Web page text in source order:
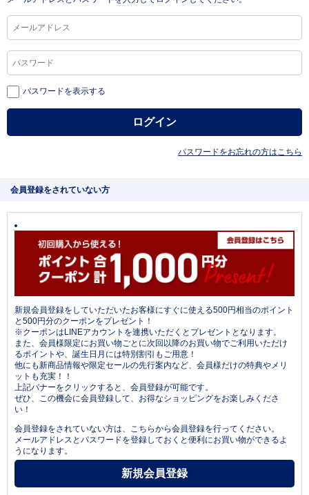
パスワードを表示する
パスワードをお忘れの方はこちら
会員登録をされていない方
新規会員登録をしていただいたお客様にすぐに使える500円相当のポイント
と500円分のクーポンをプレゼント！
※クーポンはLINEアカウントを連携いただくとプレゼントとなります。
また、会員様限定にお買い物ごとに次回以降のお買い物でご利用いただけ
るポイントや、誕生日月には特別割引もご用意！
他にも新商品情報や限定セールの先行案内など、会員様だけの特典やメリ
ットも充実！！
上記バナーをクリックすると、会員登録が可能です。
ぜひ、この機会に会員登録して、お得なショッピングをお楽しみくださ
い！
会員登録をされていない方は、こちらから会員登録を行ってください。
メールアドレスとパスワードを登録しておくと便利にお買い物ができるよ
うになります。